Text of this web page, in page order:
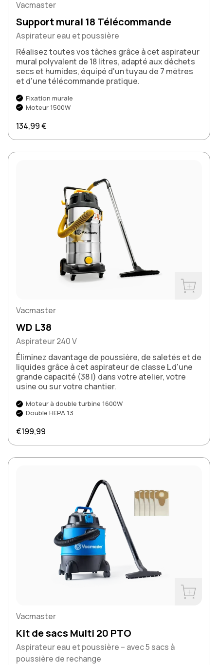
Vacmaster
Support mural 18 Télécommande
Aspirateur eau et poussière
Réalisez toutes vos tâches grâce à cet aspirateur
mural polyvalent de 18 litres, adapté aux déchets
secs et humides, équipé d'un tuyau de 7 mètres
et d'une télécommande pratique.
Fixation murale
Moteur 1500W
Prix normal
134,99 €
Vacmaster
WD L38
Aspirateur 240 V
Éliminez davantage de poussière, de saletés et de
liquides grâce à cet aspirateur de classe L d'une
grande capacité (38 l) dans votre atelier, votre
usine ou sur votre chantier.
Moteur à double turbine 1600W
Double HEPA 13
Prix normal
€199,99
Vacmaster
Kit de sacs Multi 20 PTO
Aspirateur eau et poussière – avec 5 sacs à
poussière de rechange